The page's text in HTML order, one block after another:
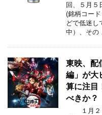
回、５月５
(銘柄コー
どで低迷し
中）、そ
東映、配
編」が大
算に注目
べきか？
１月２５